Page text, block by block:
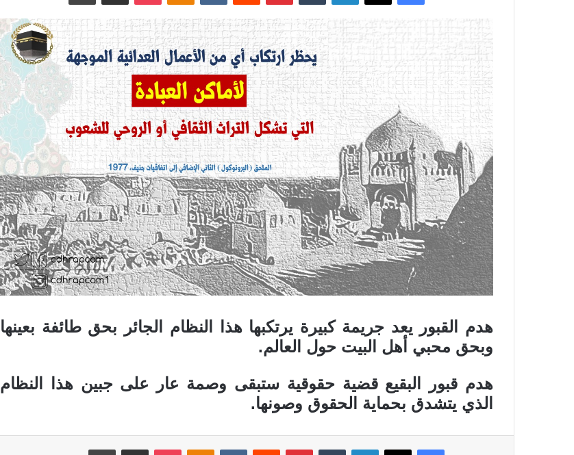
هدم القبور يعد جريمة كبيرة يرتكبها هذا النظام الجائر بحق طائفة بعينها
وبحق محبي أهل البيت حول العالم.
هدم قبور البقيع قضية حقوقية ستبقى وصمة عار على جبين هذا النظام
الذي يتشدق بحماية الحقوق وصونها.
فيسبوك X لينكدإن بينتيريست Odnoklassniki
بوكيت مشاركة عبر البريد طباعة